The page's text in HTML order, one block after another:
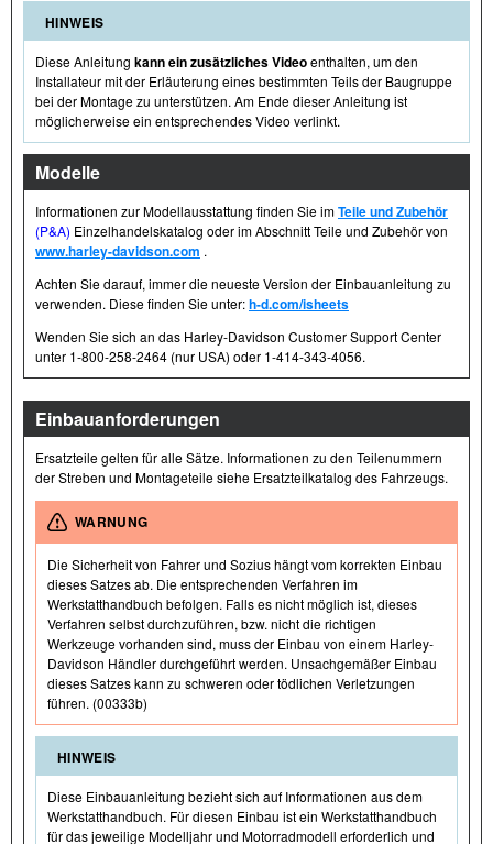
HINWEIS
Diese Anleitung kann ein zusätzliches Videoenthalten, um den
Installateur mit der Erläuterung eines bestimmten Teils der Baugruppe
bei der Montage zu unterstützen. Am Ende dieser Anleitung ist
möglicherweise ein entsprechendes Video verlinkt.
Modelle
Informationen zur Modellausstattung finden Sie imTeile und Zubehör
(P&A) Einzelhandelskatalog oder im Abschnitt Teile und Zubehör von
www.harley-davidson.com .
Achten Sie darauf, immer die neueste Version der Einbauanleitung zu
verwenden. Diese finden Sie unter:h-d.com/isheets
Wenden Sie sich an das Harley-Davidson Customer Support Center
unter 1-800-258-2464 (nur USA) oder 1-414-343-4056.
Einbauanforderungen
Ersatzteile gelten für alle Sätze. Informationen zu den Teilenummern
der Streben und Montageteile siehe Ersatzteilkatalog des Fahrzeugs.
WARNUNG
Die Sicherheit von Fahrer und Sozius hängt vom korrekten Einbau
dieses Satzes ab. Die entsprechenden Verfahren im
Werkstatthandbuch befolgen. Falls es nicht möglich ist, dieses
Verfahren selbst durchzuführen, bzw. nicht die richtigen
Werkzeuge vorhanden sind, muss der Einbau von einem Harley-
Davidson Händler durchgeführt werden. Unsachgemäßer Einbau
dieses Satzes kann zu schweren oder tödlichen Verletzungen
führen. (00333b)
HINWEIS
Diese Einbauanleitung bezieht sich auf Informationen aus dem
Werkstatthandbuch. Für diesen Einbau ist ein Werkstatthandbuch
für das jeweilige Modelljahr und Motorradmodell erforderlich und